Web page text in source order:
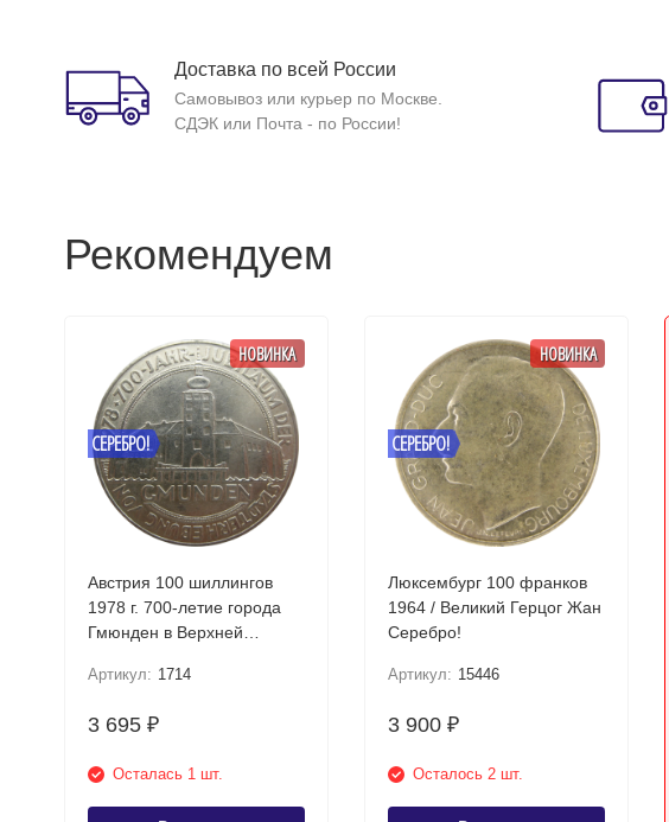
Доставка по всей России
Самовывоз или курьер по Москве.
СДЭК или Почта - по России!
Рекомендуем
СЕРЕБРО!
НОВИНКА
Австрия 100 шиллингов
1978 г. 700-летие города
Гмюнден в Верхней
Артикул: 1714
3 695 ₽
Осталась 1 шт.
СЕРЕБРО!
НОВИНКА
Люксембург 100 франков
1964 / Великий Герцог Жан
Серебро!
Артикул: 15446
3 900 ₽
Осталось 2 шт.